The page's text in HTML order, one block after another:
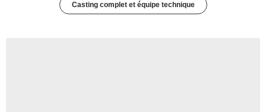
Casting complet et équipe technique